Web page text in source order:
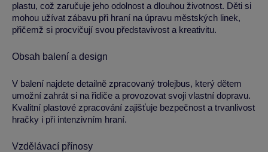
plastu, což zaručuje jeho odolnost a dlouhou životnost. Děti si
mohou užívat zábavu při hraní na úpravu městských linek,
přičemž si procvičují svou představivost a kreativitu.
Obsah balení a design
V balení najdete detailně zpracovaný trolejbus, který dětem
umožní zahrát si na řidiče a provozovat svoji vlastní dopravu.
Kvalitní plastové zpracování zajišťuje bezpečnost a trvanlivost
hračky i při intenzivním hraní.
Vzdělávací přínosy